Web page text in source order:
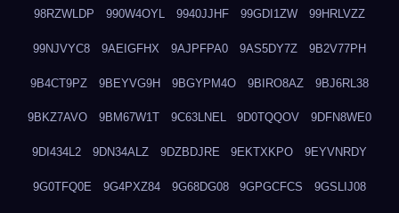
98RZWLDP 990W4OYL 9940JJHF 99GDI1ZW 99HRLVZZ
99NJVYC8 9AEIGFHX 9AJPFPA0 9AS5DY7Z 9B2V77PH
9B4CT9PZ 9BEYVG9H 9BGYPM4O 9BIRO8AZ 9BJ6RL38
9BKZ7AVO 9BM67W1T 9C63LNEL 9D0TQQOV 9DFN8WE0
9DI434L2 9DN34ALZ 9DZBDJRE 9EKTXKPO 9EYVNRDY
9G0TFQ0E 9G4PXZ84 9G68DG08 9GPGCFCS 9GSLIJ08